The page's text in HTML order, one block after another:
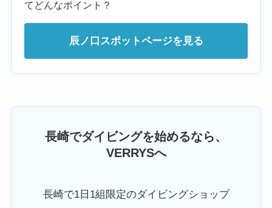
てどんなポイント？
辰ノ口スポットページを見る
長崎でダイビングを始めるなら、
VERRYSへ
長崎で1日1組限定のダイビングショップ